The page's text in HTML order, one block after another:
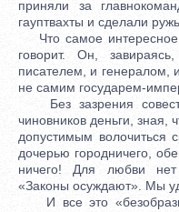
приняли за
гауптвахты и сделали
Что самое
говорит. Он,
писателем, и генералом,
не самим государем-
Без зазрения
чиновников деньги, зная,
допустимым
дочерью городничего,
ничего! Для любви
«Законы осуждают». Мы
И все это